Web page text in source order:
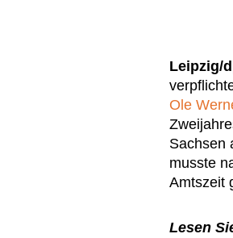
Leipzig/
Ole
Sachsen
musste
Amtszeit
Lesen